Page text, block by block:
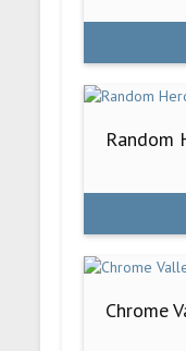
Random
Chrome